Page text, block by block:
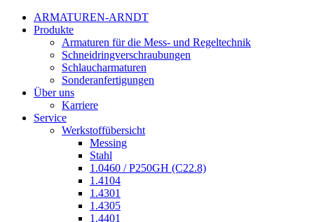
ARMATUREN-ARNDT
Produkte
Armaturen für die Mess- und Regeltechnik
Schneidringverschraubungen
Schlaucharmaturen
Sonderanfertigungen
Über uns
Karriere
Service
Werkstoffübersicht
Messing
Stahl
1.0460 / P250GH (C22.8)
1.4104
1.4301
1.4305
1.4401